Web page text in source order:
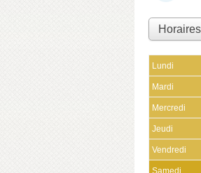
Lundi
Mardi
Mercredi
Jeudi
Vendredi
Samedi